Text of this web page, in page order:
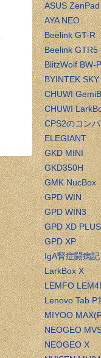
ASUS
AYA NEO
Beelink GT-R
Beelink GTR5
BlitzWolf BW-
BYINTEK
CHUWI
CHUWI
CPS2のコン
ELEGIANT
GKD MINI
GKD350H
GMK NucBox
GPD WIN
GPD WIN3
GPD XD PLUS
GPD XP
IgA腎症闘病記
LarkBox X
LEMFO
Lenovo Tab
MIYOO
NEOGEO
NEOGEO X